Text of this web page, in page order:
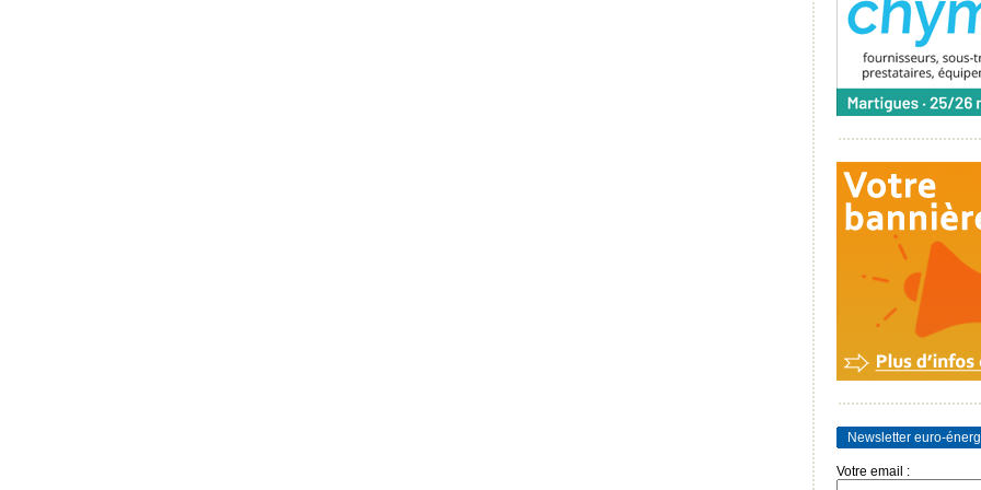
Newsletter euro-
Votre email :